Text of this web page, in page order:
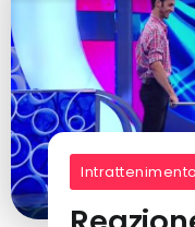
Intrattenimento